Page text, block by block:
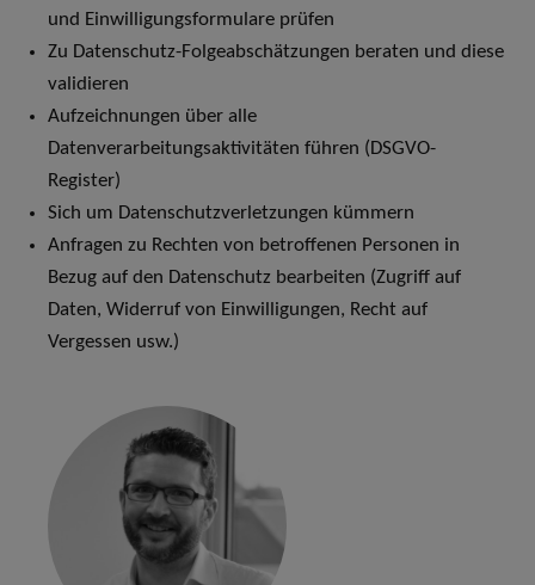
und Einwilligungsformulare prüfen
Zu Datenschutz-Folgeabschätzungen beraten und diese
validieren
Aufzeichnungen über alle
Datenverarbeitungsaktivitäten führen (DSGVO-
Register)
Sich um Datenschutzverletzungen kümmern
Anfragen zu Rechten von betroffenen Personen in
Bezug auf den Datenschutz bearbeiten (Zugriff auf
Daten, Widerruf von Einwilligungen, Recht auf
Vergessen usw.)